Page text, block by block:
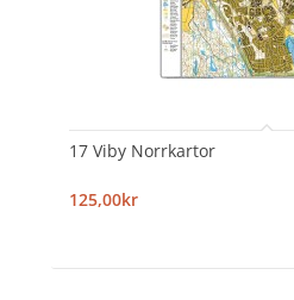
17 Viby Norrkartor
125,00kr